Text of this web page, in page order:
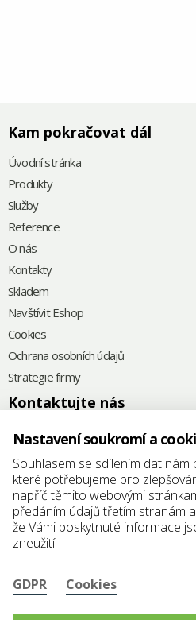
Kam pokračovat dál
Úvodní stránka
Produkty
Služby
Reference
O nás
Kontakty
Skladem
Navštívit Eshop
Cookies
Ochrana osobních údajů
Strategie firmy
Kontaktujte nás
+420575 571 000
@
elkoplast@elkoplast.cz
Štefánikova 2664
760 01 Zlín
IČ: 25347942
DIČ: CZ25347942
Nastavení soukromí a
Souhlasem se sdílením dat
které potřebujeme pro
napříč těmito webovými
předáním údajů třetím stranám
že Vámi poskytnuté informace
zneužití.
GDPR Cookies